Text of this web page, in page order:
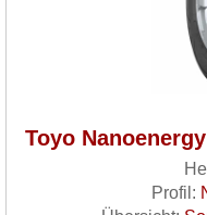
Toyo
Profil: